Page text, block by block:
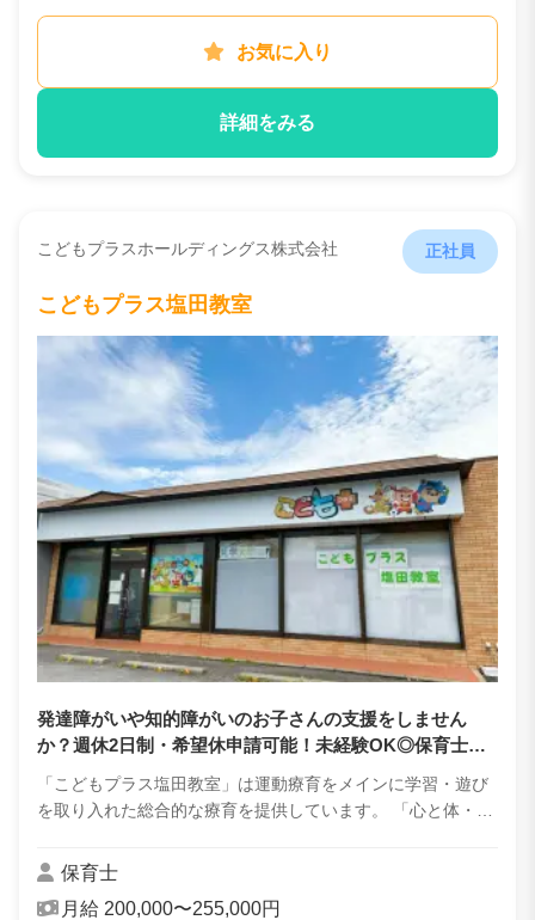
お気に入り
詳細をみる
こどもプラスホールディングス株式会社 正社員
こどもプラス塩田教室
発達障がいや知的障がいのお子さんの支援をしません
か？週休2日制・希望休申請可能！未経験OK◎保育士資
格をお持ちの方が活躍できます！
「こどもプラス塩田教室」は運動療育をメインに学習・遊び
を取り入れた総合的な療育を提供しています。 「心と体・脳
お子様の成長と発達を促すことを一番に...
保育士
月給 200,000〜255,000円